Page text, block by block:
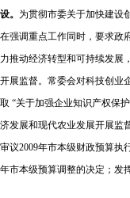
。 为贯彻市委关于加快建设
强调重点工作同时，要求
推动经济转型和可持续发展
展监督。常委会对科技创业
“关于加强企业知识产权保
发展和现代农业发展开展
议2009年市本级财政预算
市本级预算调整的决定；